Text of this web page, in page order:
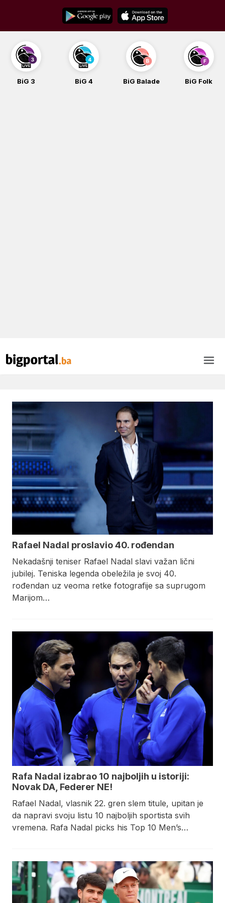
content
BiG 3 BiG 4 BiG Balade BiG Folk
Rafael Nadal proslavio 40. rođendan
Nekadašnji teniser Rafael Nadal slavi važan lični
jubilej. Teniska legenda obeležila je svoj 40.
rođendan uz veoma retke fotografije sa suprugom
Marijom…
Rafa Nadal izabrao 10 najboljih u istoriji:
Novak DA, Federer NE!
Rafael Nadal, vlasnik 22. gren slem titule, upitan je
da napravi svoju listu 10 najboljih sportista svih
vremena. Rafa Nadal picks his Top 10 Men’s…